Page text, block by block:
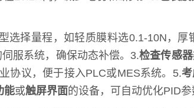
选择量程，如轻质膜料选0.1-10N，
伺服系统，确保动态补偿。3.检查传感
协议，便于接入PLC或MES系统。5.
能或触屏界面的设备，可自动优化PID参